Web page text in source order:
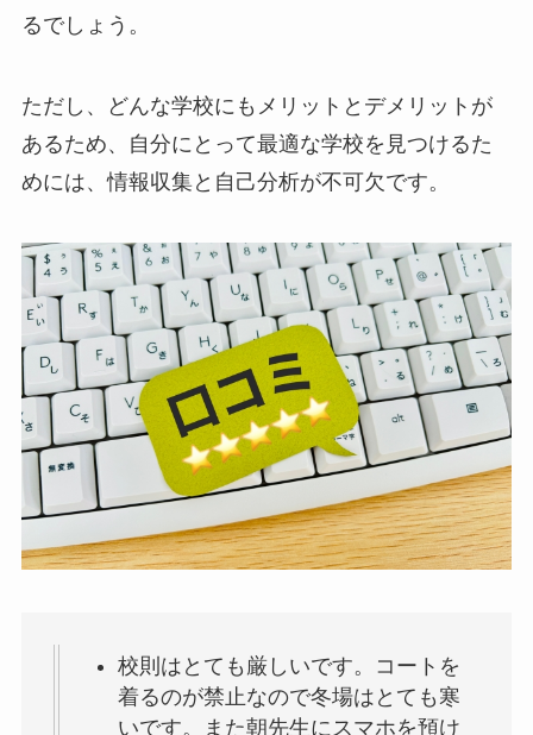
るでしょう。
ただし、どんな学校にもメリットとデメリットが
あるため、自分にとって最適な学校を見つけるた
めには、情報収集と自己分析が不可欠です。
校則はとても厳しいです。コートを
着るのが禁止なので冬場はとても寒
いです。また朝先生にスマホを預け